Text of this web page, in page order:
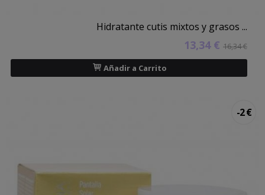
Hidratante cutis mixtos y grasos ...
13,34 € 16,34 €
Añadir a Carrito
-2 €